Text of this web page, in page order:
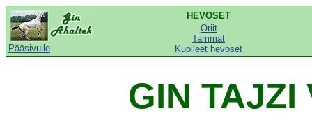
Pääsivulle
HEVOSET
Oriit
Tammat
Kuolleet hevoset
GIN TAJZI